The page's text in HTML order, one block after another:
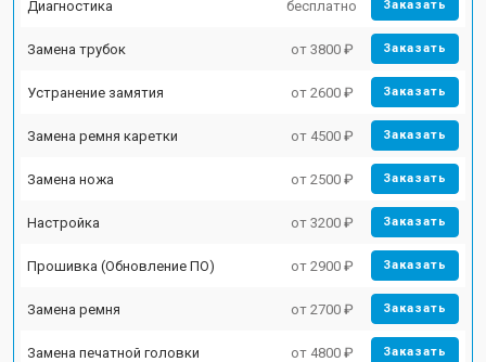
Диагностика бесплатно Заказать
Замена трубок от 3800 ₽ Заказать
Устранение замятия от 2600 ₽ Заказать
Замена ремня каретки от 4500 ₽ Заказать
Замена ножа от 2500 ₽ Заказать
Настройка от 3200 ₽ Заказать
Прошивка (Обновление ПО) от 2900 ₽ Заказать
Замена ремня от 2700 ₽ Заказать
Замена печатной головки от 4800 ₽ Заказать